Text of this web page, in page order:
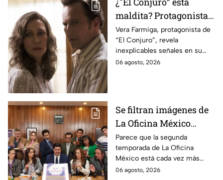
maldita? Protagonista
revela INQUIETANTES
señales en su cuerpo
durante la grabación de
la película
Vera Farmiga, protagonista de
“El Conjuro”, revela
inexplicables señales en su
cuerpo durante el rodaje de la
06 agosto, 2026
Se filtran imágenes de
La Oficina México
temporada 2 y un
detalle desata teorías
entre los fans
Parece que la segunda
temporada de La Oficina
México está cada vez más
cerca, pues el elenco ya se
06 agosto, 2026